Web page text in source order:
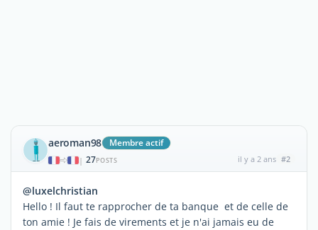
aeroman98 Membre actif
| 27POSTS il y a 2 ans #2
@luxelchristian
Hello ! Il faut te rapprocher de ta banque et de celle de
ton amie ! Je fais de virements et je n'ai jamais eu de